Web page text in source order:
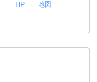
HP 地図